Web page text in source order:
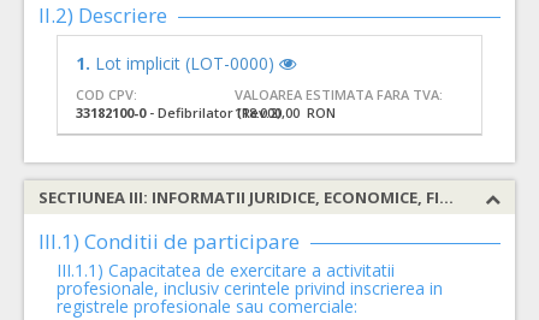
II.2) Descriere
1. Lot implicit (LOT-0000)
COD CPV:
33182100-0- Defibrilator (Rev.2)
VALOAREA ESTIMATA FARA TVA:
118.000,00 RON
SECTIUNEA III: INFORMATII JURIDICE, ECONOMICE, FINANCIARE SI TEHNICE
III.1) Conditii de participare
III.1.1) Capacitatea de exercitare a activitatii
profesionale, inclusiv cerintele privind inscrierea in
registrele profesionale sau comerciale: